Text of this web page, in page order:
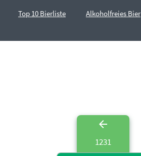
Top 10 Bierliste Alkoholfreies Bier
1231